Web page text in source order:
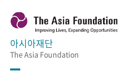
아시아재단
The Asia Foundation